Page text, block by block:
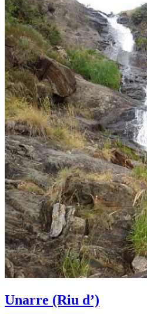
Unarre (Riu d’)